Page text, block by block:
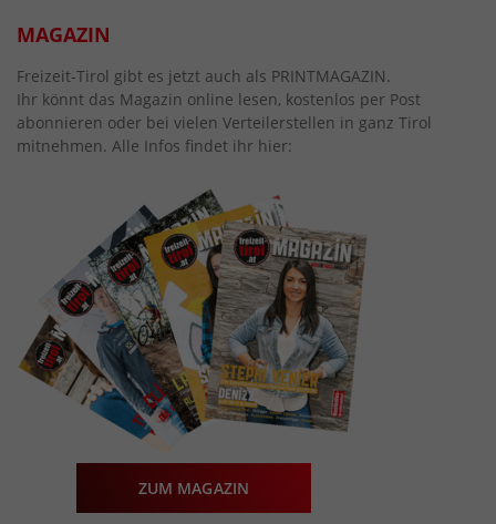
MAGAZIN
Freizeit-Tirol gibt es jetzt auch als PRINTMAGAZIN.
Ihr könnt das Magazin online lesen, kostenlos per Post
abonnieren oder bei vielen Verteilerstellen in ganz Tirol
mitnehmen. Alle Infos findet ihr hier:
ZUM MAGAZIN